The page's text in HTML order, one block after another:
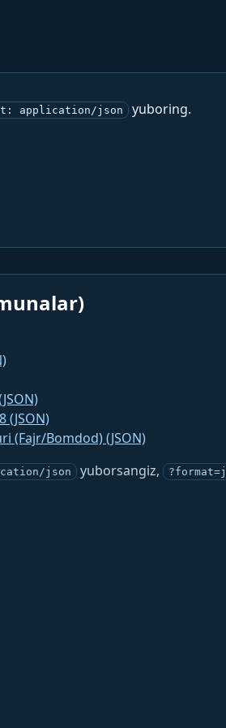
application/json
yuboring.
(JSON)
(Fajr/Bomdod) (JSON)
json yuborsangiz,